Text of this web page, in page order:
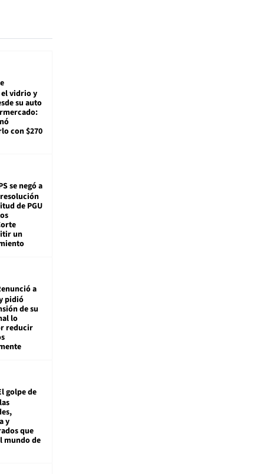
vidrio y
su auto
con $270
se negó a
de PGU
un
a
pidió
de su
lo
reducir
golpe de
y
que
mundo de